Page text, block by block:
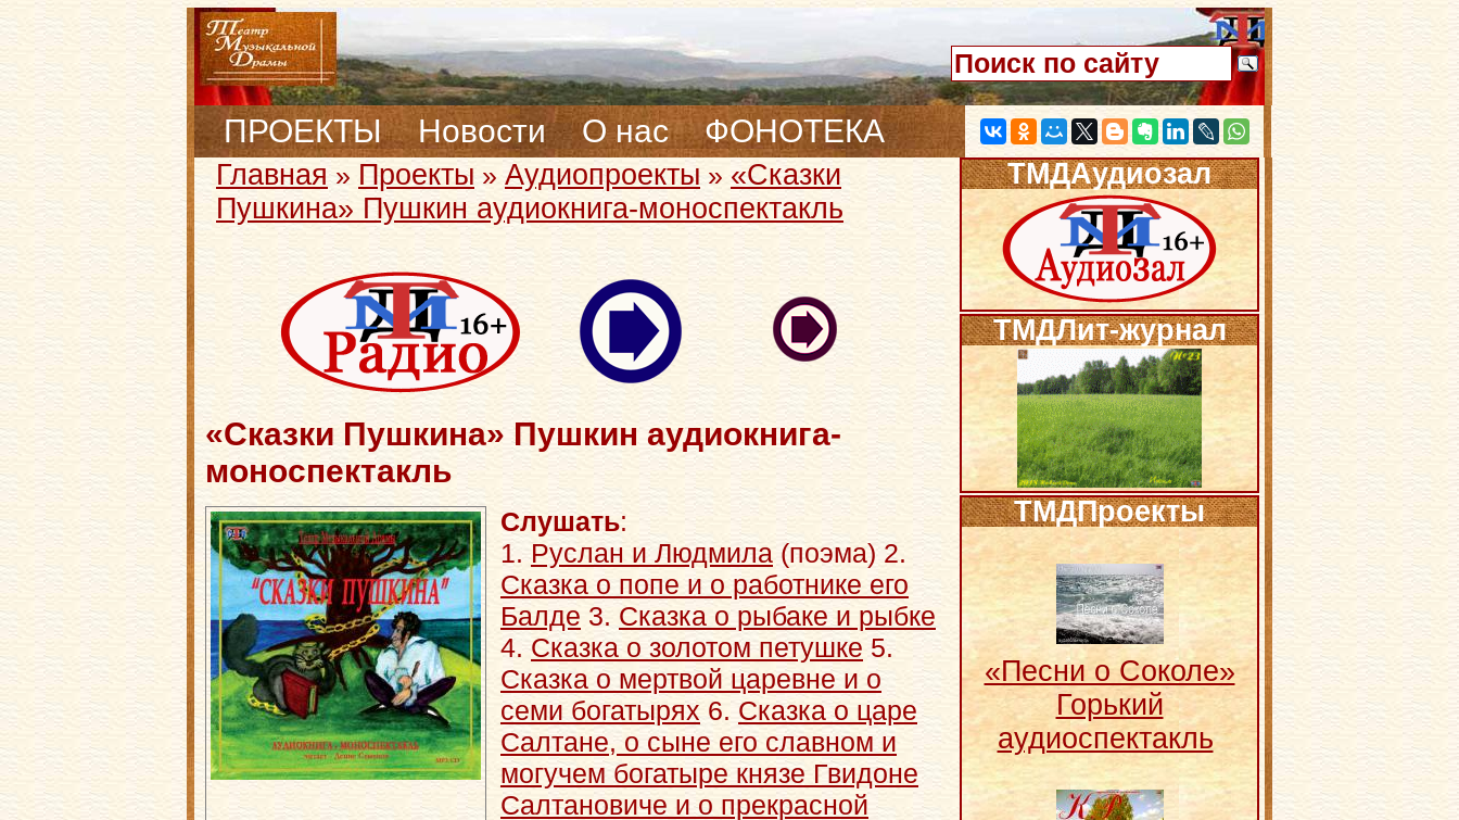
ПРОЕКТЫ Новости О нас ФОНОТЕКА
Главная» Проекты » Аудиопроекты » «Сказки
Пушкина» Пушкин аудиокнига-моноспектакль
«Сказки Пушкина» Пушкин аудиокнига-
моноспектакль
Слушать:
1. Руслан и Людмила (поэма) 2.
Сказка о попе и о работнике его
Балде 3. Сказка о рыбаке и рыбке
4. Сказка о золотом петушке 5.
Сказка о мертвой царевне и о
семи богатырях 6. Сказка о царе
Салтане, о сыне его славном и
могучем богатыре князе Гвидоне
Салтановиче и о прекрасной
ТМДАудиозал
ТМДЛит-журнал
ТМДПроекты
«Песни о Соколе»
Горький
аудиоспектакль